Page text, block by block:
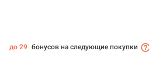
до 29 бонусов на следующие покупки